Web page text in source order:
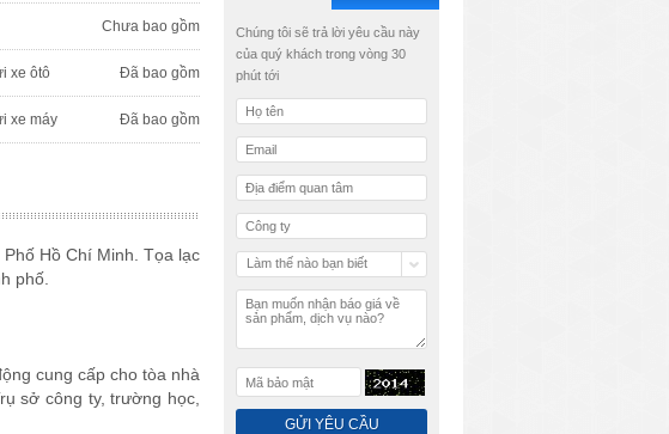
Chưa bao gồm
xe ôtô Đã bao gồm
xe máy Đã bao gồm
Hồ Chí Minh. Tọa lạc
phố.
cung cấp cho tòa nhà
sở công ty, trường học,
Chúng tôi sẽ trả lời yêu cầu này
của quý khách trong vòng 30
phút tới
Làm thế nào bạn biết